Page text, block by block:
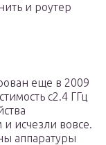
и роутер
еще в 2009
с2.4 ГГц
исчезли вовсе.
аппаратуры